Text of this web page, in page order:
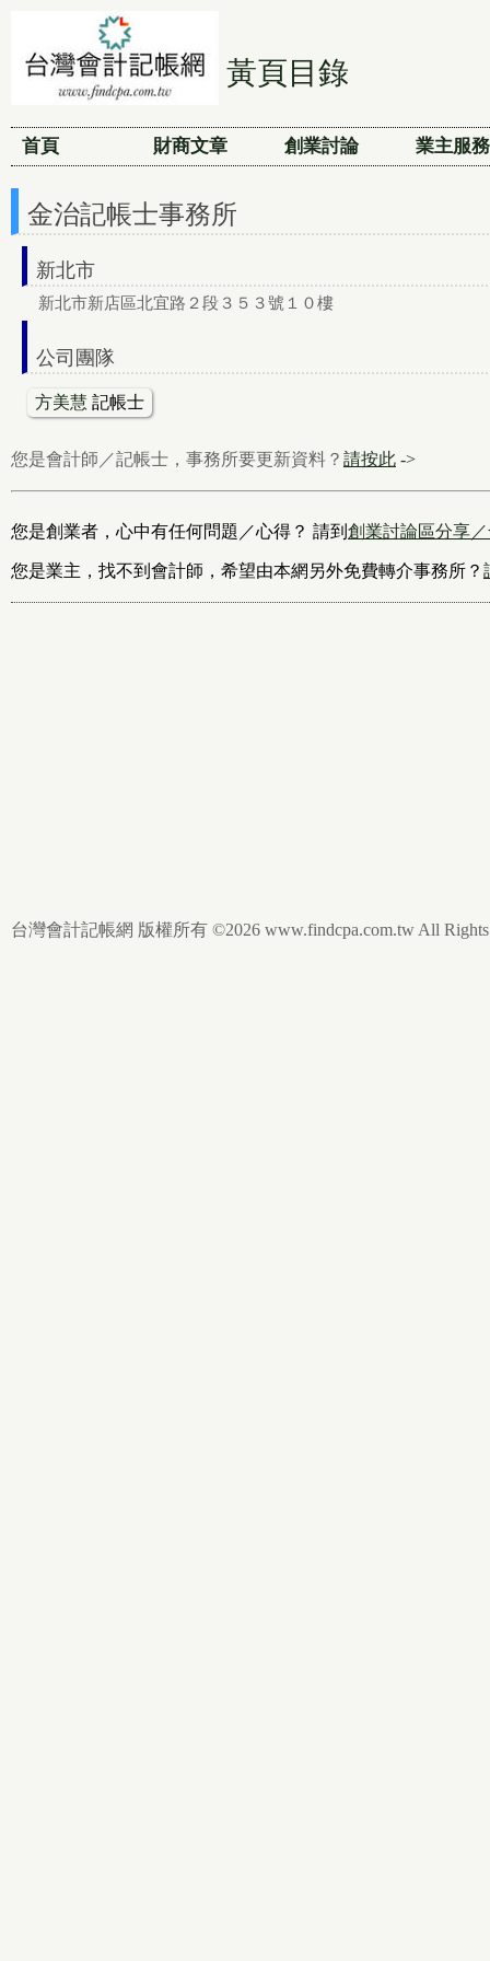
黃頁目錄
首頁 財商文章 創業討論 業主服務
金治記帳士事務所
新北市
新北市新店區北宜路２段３５３號１０樓
公司團隊
方美慧 記帳士
您是會計師／記帳士，事務所要更新資料？ 請按此 ->
您是創業者，心中有任何問題／心得？ 請到 創業討論區分享
您是業主，找不到會計師，希望由本網另外免費轉介事務所？
台灣會計記帳網 版權所有 ©2026 www.findcpa.com.tw All Rights